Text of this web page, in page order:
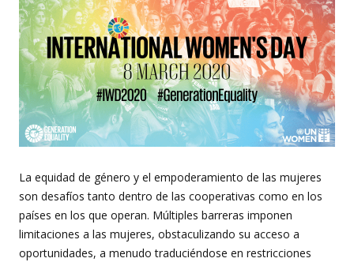
La equidad de género y el empoderamiento de las mujeres
son desafíos tanto dentro de las cooperativas como en los
países en los que operan. Múltiples barreras imponen
limitaciones a las mujeres, obstaculizando su acceso a
oportunidades, a menudo traduciéndose en restricciones